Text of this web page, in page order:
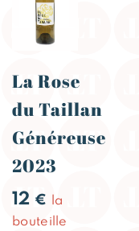
La Rose
du Taillan
Généreuse
2023
12 € la
bouteille